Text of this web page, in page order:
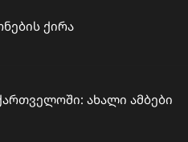
ქირა
ახალი ამბები